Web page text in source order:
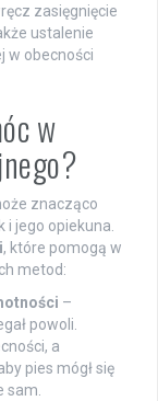
zasięgnięcie
ustalenie
w obecności
w
znacząco
i jego opiekuna.
, które pomogą w
metod:
–
powoli.
a
pies mógł się
sam.